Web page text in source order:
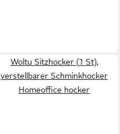
Woltu Sitzhocker (1 St),
verstellbarer Schminkhocker
Homeoffice hocker